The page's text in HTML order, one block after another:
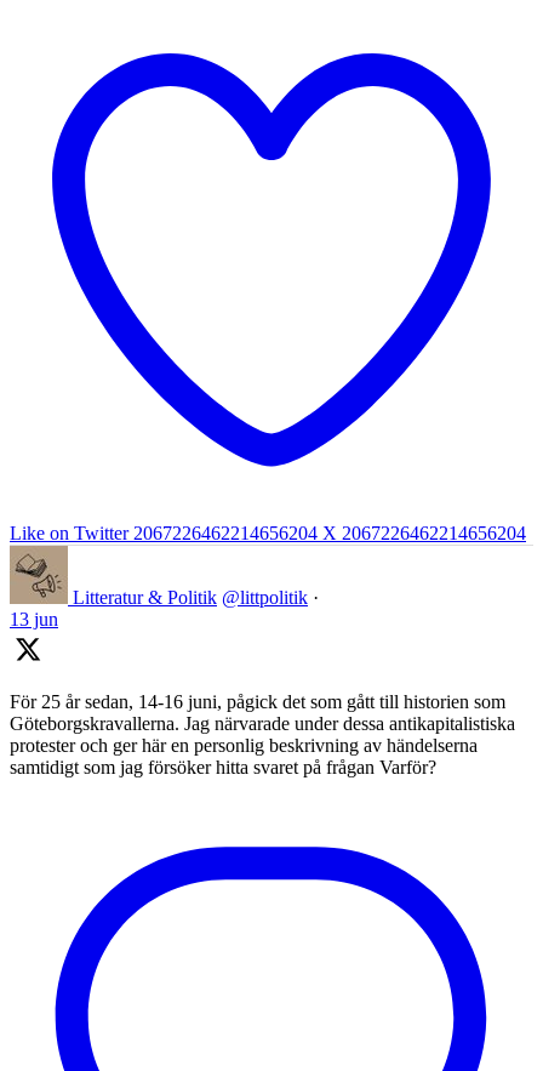
Like on Twitter 2067226462214656204 X 2067226462214656204
Litteratur & Politik @littpolitik ·
13 jun
För 25 år sedan, 14-16 juni, pågick det som gått till historien som
Göteborgskravallerna. Jag närvarade under dessa antikapitalistiska
protester och ger här en personlig beskrivning av händelserna
samtidigt som jag försöker hitta svaret på frågan Varför?